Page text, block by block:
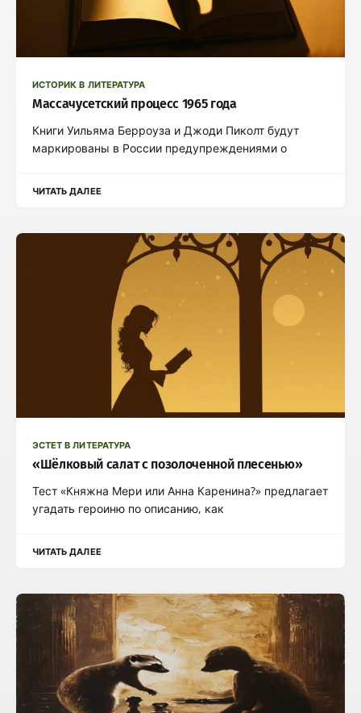
ИСТОРИК В ЛИТЕРАТУРА
Массачусетский процесс 1965 года
Книги Уильяма Берроуза и Джоди Пиколт будут
маркированы в России предупреждениями о
ЧИТАТЬ ДАЛЕЕ
ЭСТЕТ В ЛИТЕРАТУРА
«Шёлковый салат с позолоченной плесенью»
Тест «Княжна Мери или Анна Каренина?» предлагает
угадать героиню по описанию, как
ЧИТАТЬ ДАЛЕЕ